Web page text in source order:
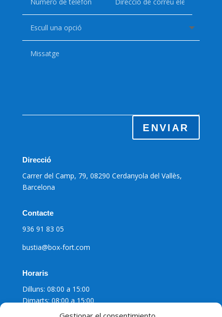
ENVIAR
Direcció
Carrer del Camp, 79, 08290 Cerdanyola del Vallès,
Barcelona
Contacte
936 91 83 05
bustia@box-fort.com
Horaris
Dilluns: 08:00 a 15:00
Dimarts: 08:00 a 15:00
Dimecres: 08:00 a 15:00